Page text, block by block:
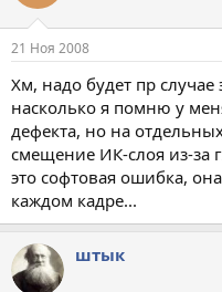
21 Ноя 2008
Хм, надо будет пр
насколько я помню у
дефекта, но на
смещение ИК-слоя из-за
это софтовая ошибка,
каждом кадре...
штык